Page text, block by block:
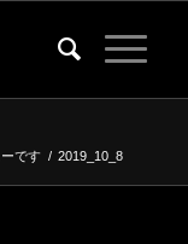
です / 2019_10_8